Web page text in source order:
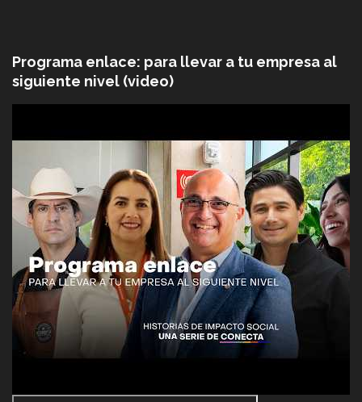
Programa enlace: para llevar a tu empresa al
siguiente nivel (video)